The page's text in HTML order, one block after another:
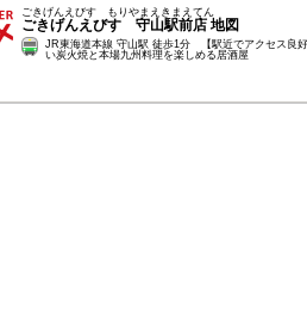
ごきげんえびす もりやまえきまえてん
ごきげんえびす 守山駅前店 地図
JR東海道本線 守山駅 徒歩1分 【駅近でアクセス良
い炭火焼と本場九州料理を楽しめる居酒屋